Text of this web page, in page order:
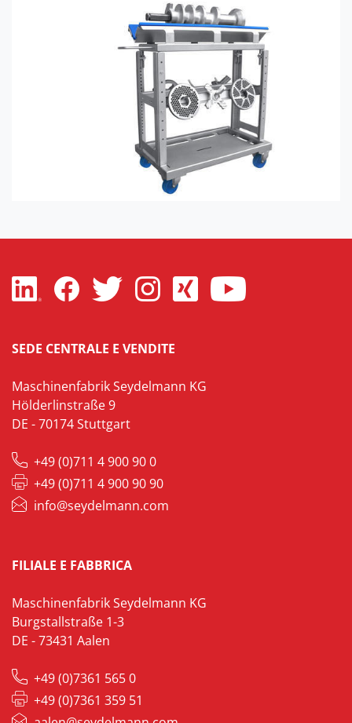
SEDE CENTRALE E VENDITE
Maschinenfabrik Seydelmann KG
Hölderlinstraße 9
DE - 70174 Stuttgart
+49 (0)711 4 900 90 0
+49 (0)711 4 900 90 90
info@seydelmann.com
FILIALE E FABBRICA
Maschinenfabrik Seydelmann KG
Burgstallstraße 1-3
DE - 73431 Aalen
+49 (0)7361 565 0
+49 (0)7361 359 51